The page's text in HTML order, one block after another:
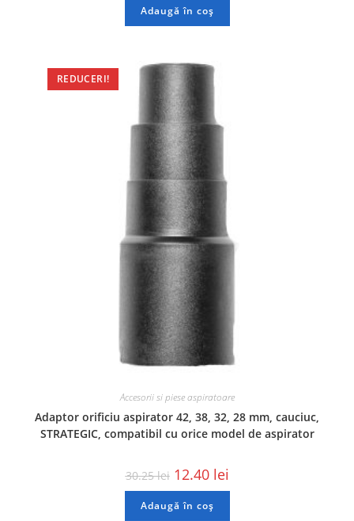
Adaugă în coș
REDUCERI!
Accesorii si piese aspiratoare
Adaptor orificiu aspirator 42, 38, 32, 28 mm, cauciuc,
STRATEGIC, compatibil cu orice model de aspirator
30.25lei 12.40 lei
Adaugă în coș